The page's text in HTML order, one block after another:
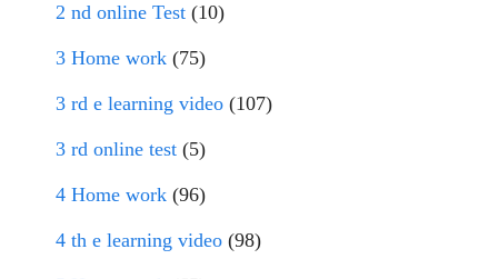
2 nd online Test (10)
3 Home work (75)
3 rd e learning video (107)
3 rd online test (5)
4 Home work (96)
4 th e learning video (98)